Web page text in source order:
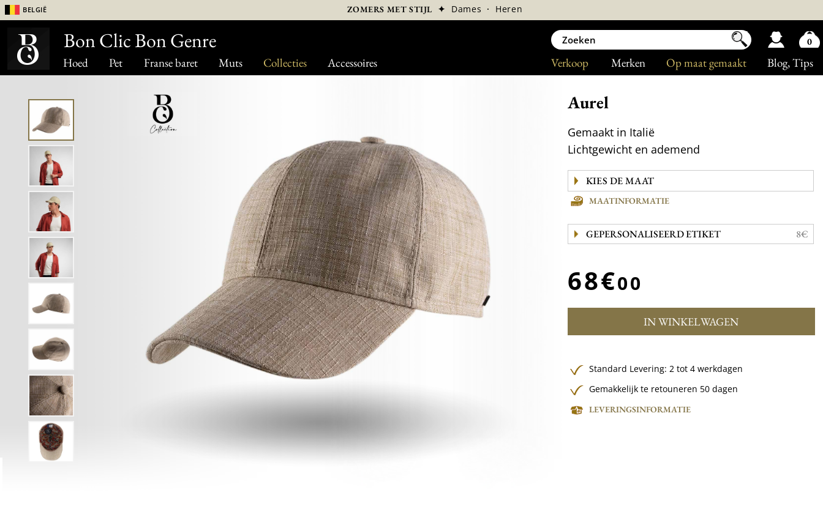
Hoed Pet Franse baret Muts Collecties Accessoires Blog, Tips
Op maat gemaakt
Merken
Verkoop
België ZOMERS MET STIJL ✦ Dames · Heren
Aurel
Gemaakt in Italië
Lichtgewicht en ademend
MAATINFORMATIE
GEPERSONALISEERD ETIKET 8€
68€00
IN WINKELWAGEN
Standard Levering: 2 tot 4 werkdagen
Gemakkelijk te retouneren 50 dagen
LEVERINGSINFORMATIE
Bon Clic Bon Genre 0